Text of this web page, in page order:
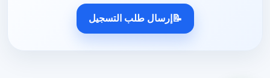
📝 إرسال طلب التسجيل